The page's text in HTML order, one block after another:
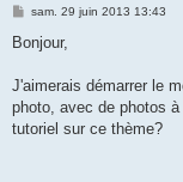
M
s
g
sam. 29 juin 2013 13:43
Bonjour,
J'aimerais démarrer le
photo, avec de photos
tutoriel sur ce thème?